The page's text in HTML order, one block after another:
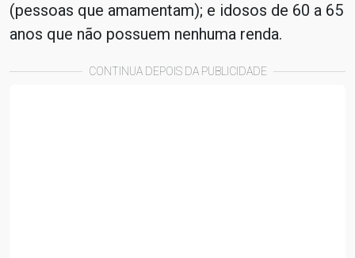
(pessoas que amamentam); e idosos de 60 a 65
anos que não possuem nenhuma renda.
CONTINUA DEPOIS DA PUBLICIDADE